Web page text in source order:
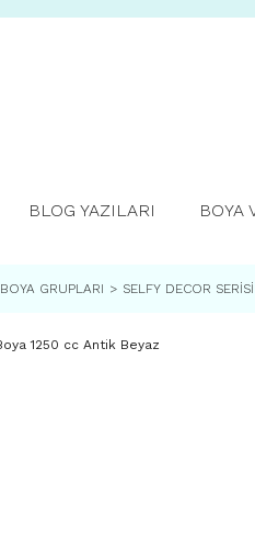
BLOG YAZILARI BOYA
BOYA GRUPLARI SELFY DECOR SERİSİ